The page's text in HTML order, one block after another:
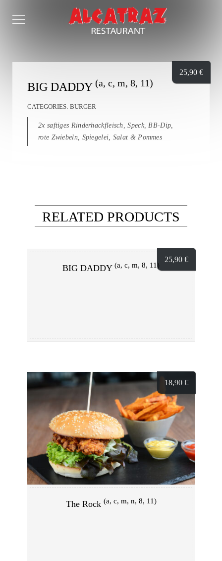
BIG DADDY (a, c, m, 8, 11)
CATEGORIES: BURGER
2x saftiges Rinderhackfleisch, Speck, BB-Dip,
rote Zwiebeln, Spiegelei, Salat & Pommes
25,90 €
RELATED PRODUCTS
25,90 €
BIG DADDY (a, c, m, 8, 11)
18,90 €
The Rock (a, c, m, n, 8, 11)